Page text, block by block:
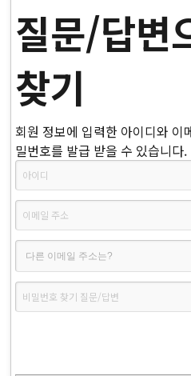
질문/답변
찾기
회원 정보에 입력한 아이디와 이
밀번호를 발급 받을 수 있습니다.